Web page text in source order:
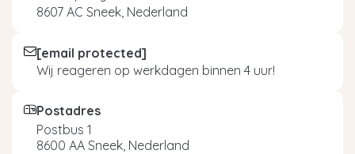
8607 AC Sneek, Nederland
[email protected]
Wij reageren op werkdagen binnen 4 uur!
Postadres
Postbus 1
8600 AA Sneek, Nederland